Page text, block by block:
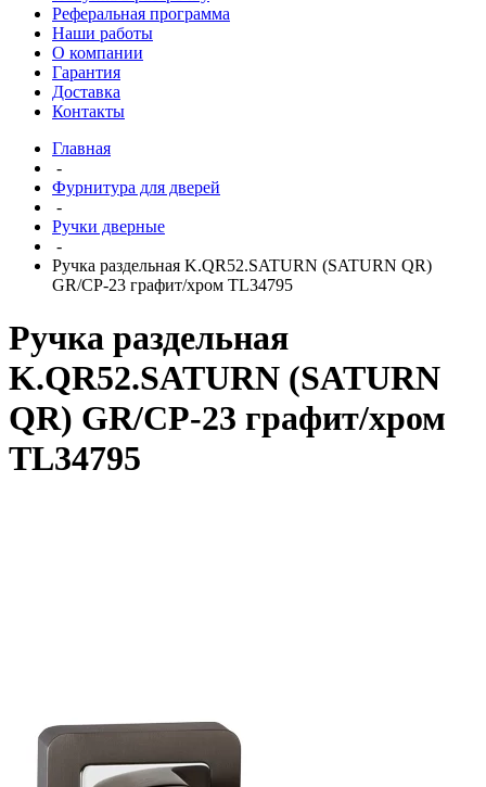
Реферальная программа
Наши работы
О компании
Гарантия
Доставка
Контакты
Главная
-
Фурнитура для дверей
-
Ручки дверные
-
Ручка раздельная K.QR52.SATURN (SATURN QR)
GR/CP-23 графит/хром TL34795
Ручка раздельная
K.QR52.SATURN (SATURN
QR) GR/CP-23 графит/хром
TL34795